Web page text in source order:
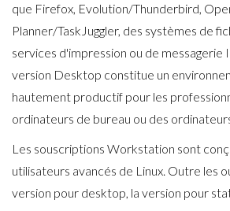
que Firefox, Evolution/Thunderbird,
Planner/TaskJuggler, des systèmes de
services d'impression ou de messagerie
version Desktop constitue un
hautement productif pour les
ordinateurs de bureau ou des
Les souscriptions Workstation sont
utilisateurs avancés de Linux. Outre les
version pour desktop, la version pour